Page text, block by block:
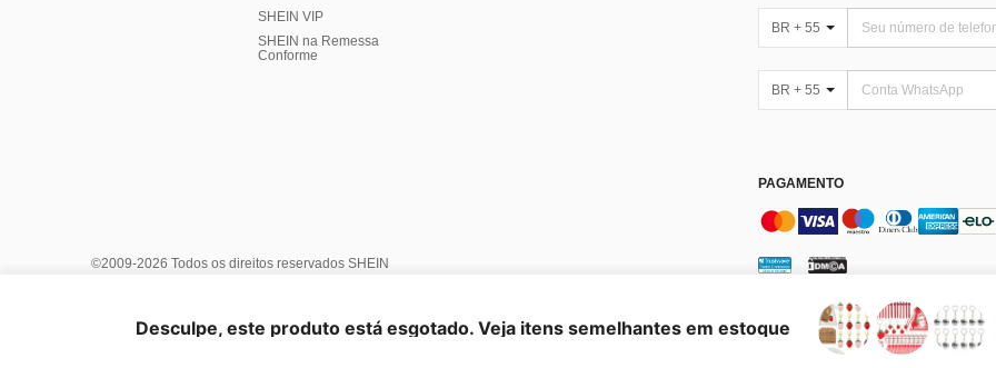
SHEIN VIP
SHEIN na Remessa
Conforme
BR + 55
BR + 55
PAGAMENTO
©2009-2026 Todos os direitos reservados SHEIN
Informações da Empresa
Escolha do anúncio United States
Desculpe, este produto está esgotado. Veja itens semelhantes em estoque